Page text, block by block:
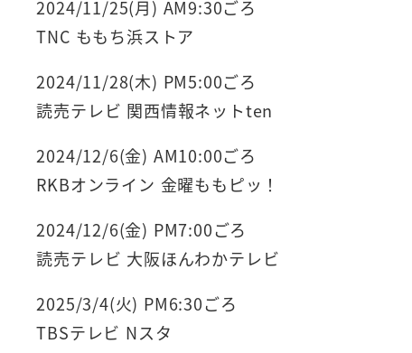
2024/11/25(月) AM9:30ごろ
TNC ももち浜ストア
2024/11/28(木) PM5:00ごろ
読売テレビ 関西情報ネットten
2024/12/6(金) AM10:00ごろ
RKBオンライン 金曜ももピッ！
2024/12/6(金) PM7:00ごろ
読売テレビ 大阪ほんわかテレビ
2025/3/4(火) PM6:30ごろ
TBSテレビ Nスタ